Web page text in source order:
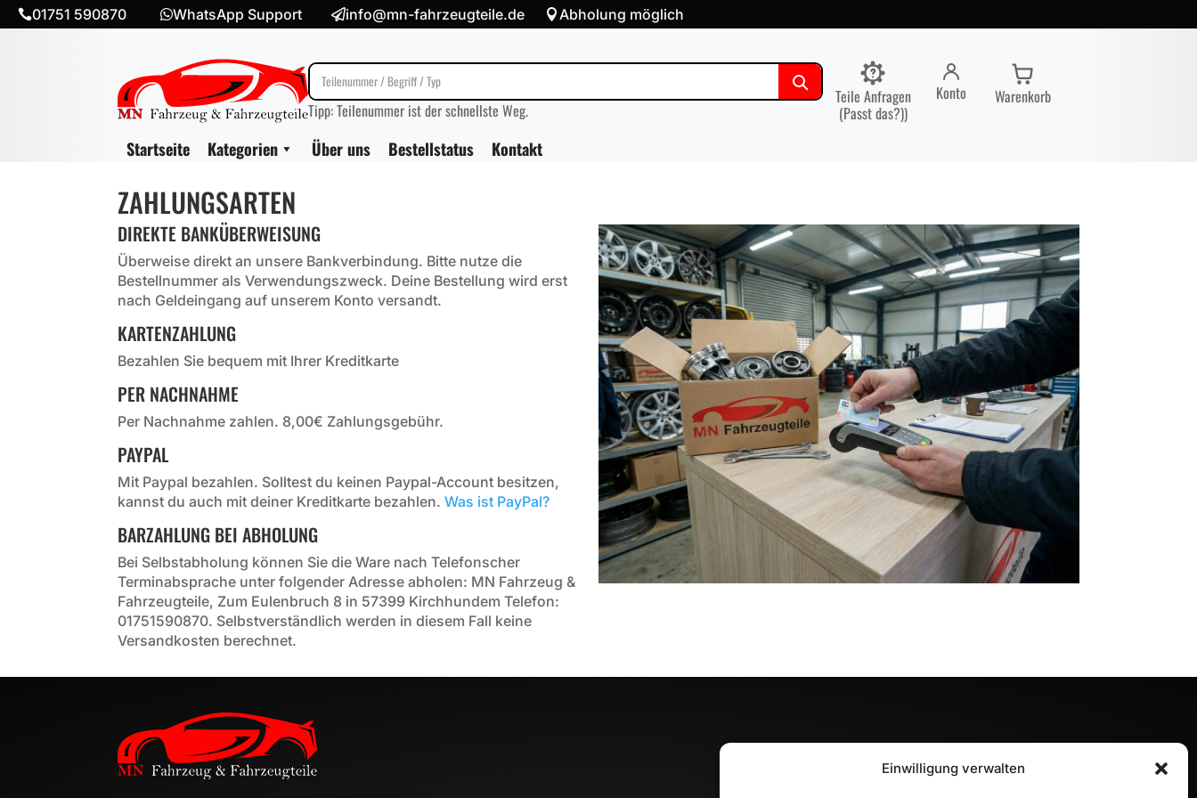
Einwilligung verwalten
01751 590870 WhatsApp Support info@mn-fahrzeugteile.de Abholung möglich
Teile Anfragen
(Passt das?))
Konto Warenkorb
Tipp: Teilenummer ist der schnellste Weg.
Startseite Kategorien Über uns Bestellstatus Kontakt
ZAHLUNGSARTEN
DIREKTE BANKÜBERWEISUNG
Überweise direkt an unsere Bankverbindung. Bitte nutze die
Bestellnummer als Verwendungszweck. Deine Bestellung wird erst
nach Geldeingang auf unserem Konto versandt.
KARTENZAHLUNG
Bezahlen Sie bequem mit Ihrer Kreditkarte
PER NACHNAHME
Per Nachnahme zahlen. 8,00€ Zahlungsgebühr.
PAYPAL
Mit Paypal bezahlen. Solltest du keinen Paypal-Account besitzen,
kannst du auch mit deiner Kreditkarte bezahlen. Was ist PayPal?
BARZAHLUNG BEI ABHOLUNG
Bei Selbstabholung können Sie die Ware nach Telefonscher
Terminabsprache unter folgender Adresse abholen: MN Fahrzeug &
Fahrzeugteile, Zum Eulenbruch 8 in 57399 Kirchhundem Telefon:
01751590870. Selbstverständlich werden in diesem Fall keine
Versandkosten berechnet.